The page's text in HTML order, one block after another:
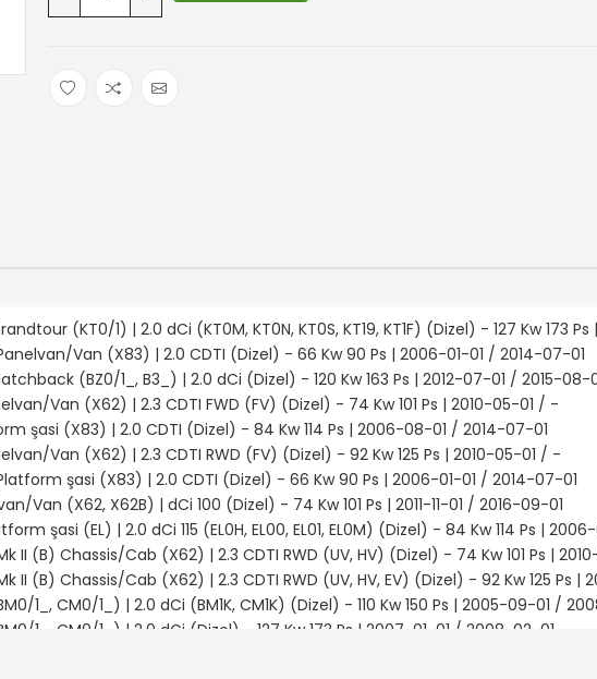
(KT0/1) | 2.0 dCi (KT0M, KT0N, KT0S, KT19, KT1F) (Dizel) - 127 Kw 173
Panelvan/Van (X83) | 2.0 CDTI (Dizel) - 66 Kw 90 Ps | 2006-01-01 / 2014-07-01
Hatchback (BZ0/1_, B3_) | 2.0 dCi (Dizel) - 120 Kw 163 Ps | 2012-07-01 / 2015-08-
Van (X62) | 2.3 CDTI FWD (FV) (Dizel) - 74 Kw 101 Ps | 2010-05-01 / -
şasi (X83) | 2.0 CDTI (Dizel) - 84 Kw 114 Ps | 2006-08-01 / 2014-07-01
Van (X62) | 2.3 CDTI RWD (FV) (Dizel) - 92 Kw 125 Ps | 2010-05-01 / -
Platform şasi (X83) | 2.0 CDTI (Dizel) - 66 Kw 90 Ps | 2006-01-01 / 2014-07-01
Van (X62, X62B) | dCi 100 (Dizel) - 74 Kw 101 Ps | 2011-11-01 / 2016-09-01
şasi (EL) | 2.0 dCi 115 (EL0H, EL00, EL01, EL0M) (Dizel) - 84 Kw 114 Ps |
Mk II (B) Chassis/Cab (X62) | 2.3 CDTI RWD (UV, HV) (Dizel) - 74 Kw 101 Ps |
Mk II (B) Chassis/Cab (X62) | 2.3 CDTI RWD (UV, HV, EV) (Dizel) - 92 Kw 125 Ps |
1_, CM0/1_) | 2.0 dCi (BM1K, CM1K) (Dizel) - 110 Kw 150 Ps | 2005-09-01 /
(BM0/1_, CM0/1_) | 2.0 dCi (Dizel) - 127 Kw 173 Ps | 2007-01-01 / 2008-02-01